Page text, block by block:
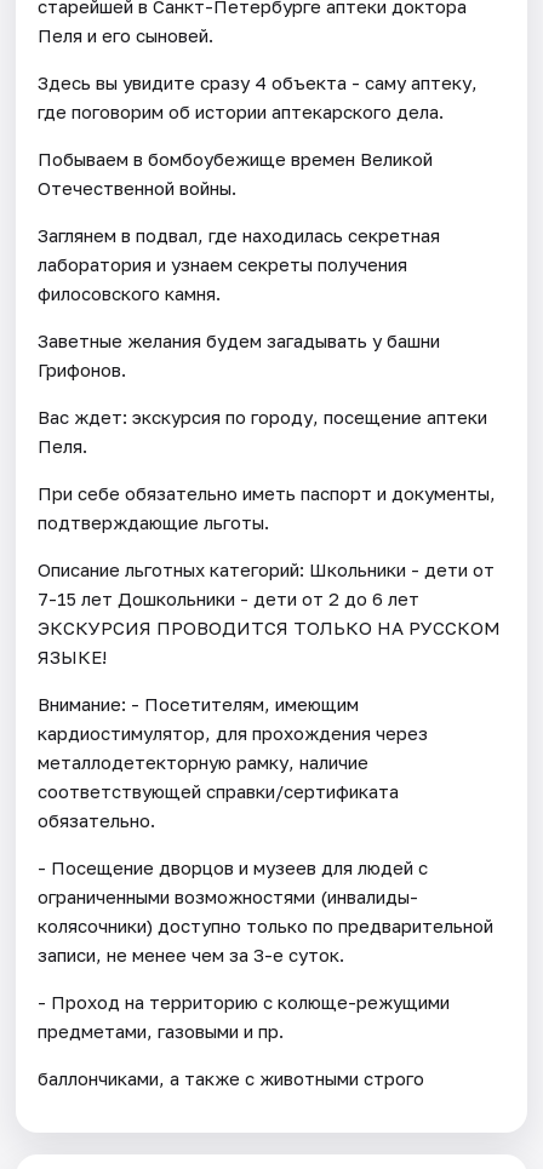
старейшей в Санкт-Петербурге аптеки доктора
Пеля и его сыновей.
Здесь вы увидите сразу 4 объекта - саму аптеку,
где поговорим об истории аптекарского дела.
Побываем в бомбоубежище времен Великой
Отечественной войны.
Заглянем в подвал, где находилась секретная
лаборатория и узнаем секреты получения
филосовского камня.
Заветные желания будем загадывать у башни
Грифонов.
Вас ждет: экскурсия по городу, посещение аптеки
Пеля.
При себе обязательно иметь паспорт и документы,
подтверждающие льготы.
Описание льготных категорий: Школьники - дети от
7-15 лет Дошкольники - дети от 2 до 6 лет
ЭКСКУРСИЯ ПРОВОДИТСЯ ТОЛЬКО НА РУССКОМ
ЯЗЫКЕ!
Внимание: - Посетителям, имеющим
кардиостимулятор, для прохождения через
металлодетекторную рамку, наличие
соответствующей справки/сертификата
обязательно.
- Посещение дворцов и музеев для людей с
ограниченными возможностями (инвалиды-
колясочники) доступно только по предварительной
записи, не менее чем за 3-е суток.
- Проход на территорию с колюще-режущими
предметами, газовыми и пр.
баллончиками, а также с животными строго